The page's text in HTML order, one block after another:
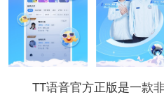
TT语音官方正版是一款非